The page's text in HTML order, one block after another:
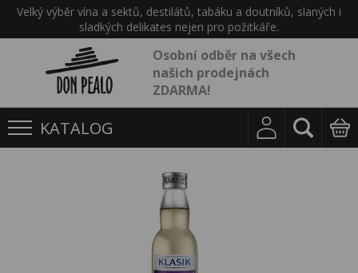
Velký výběr vína a sektů, destilátů, tabáku a doutníků, slaných i
sladkých delikates nejen pro požitkáře.
Osobní odběr na všech
našich prodejnách
ZDARMA!
KATALOG